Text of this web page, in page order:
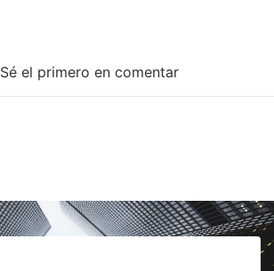
Sé el primero en comentar
Adjuntar imagen Comentar